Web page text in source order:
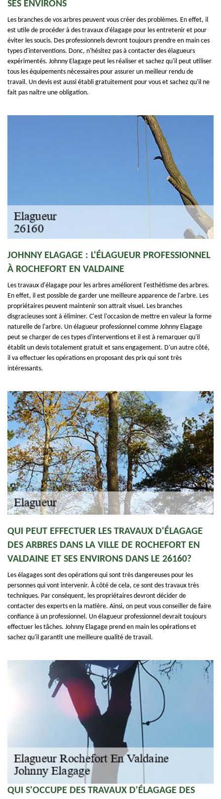
SES ENVIRONS
Les branches de vos arbres peuvent vous créer des problèmes. En effet, il
est utile de procéder à des travaux d'élagage pour les entretenir et pour
éviter les soucis. Des professionnels devront toujours prendre en main ces
types d'interventions. Donc, n'hésitez pas à contacter des élagueurs
expérimentés. Johnny Elagage peut les réaliser et sachez qu'il peut utiliser
tous les équipements nécessaires pour assurer un meilleur rendu de
travail. Un devis est aussi établi gratuitement pour vous et sachez qu'il ne
fait pas naître une obligation.
JOHNNY ELAGAGE : L'ÉLAGUEUR PROFESSIONNEL
À ROCHEFORT EN VALDAINE
Les travaux d'élagage pour les arbres améliorent l'esthétisme des arbres.
En effet, il est possible de garder une meilleure apparence de l'arbre. Les
propriétaires peuvent maintenir son attrait visuel. Les branches
disgracieuses sont à éliminer. C'est l'occasion de mettre en valeur la forme
naturelle de l'arbre. Un élagueur professionnel comme Johnny Elagage
peut se charger de ces types d'interventions et il est à remarquer qu'il
établit un devis totalement gratuit et sans engagement. D'un autre côté,
il va effectuer les opérations en proposant des prix qui sont très
intéressants.
QUI PEUT EFFECTUER LES TRAVAUX D'ÉLAGAGE
DES ARBRES DANS LA VILLE DE ROCHEFORT EN
VALDAINE ET SES ENVIRONS DANS LE 26160?
Les élagages sont des opérations qui sont très dangereuses pour les
personnes qui vont intervenir. À côté de cela, ce sont des travaux très
techniques. Par conséquent, les propriétaires devront décider de
contacter des experts en la matière. Ainsi, on peut vous conseiller de faire
confiance à un professionnel. Un élagueur professionnel devrait toujours
effectuer les tâches. Johnny Elagage prend en main les opérations et
sachez qu'il garantit une meilleure qualité de travail.
QUI S'OCCUPE DES TRAVAUX D'ÉLAGAGE DES